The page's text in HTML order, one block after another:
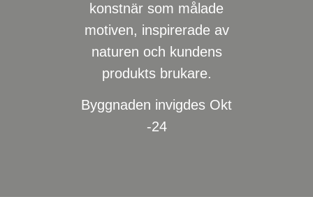
konstnär som målade
motiven, inspirerade av
naturen och kundens
produkts brukare.
Byggnaden invigdes Okt
-24